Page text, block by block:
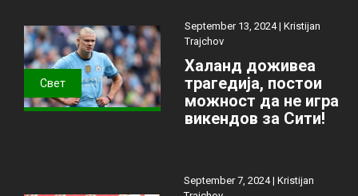
Свет
September 13, 2024 | Kristijan
Trajchov
Халанд доживеа
трагедија, постои
можност да не игра
викендов за Сити!
September 7, 2024 | Kristijan